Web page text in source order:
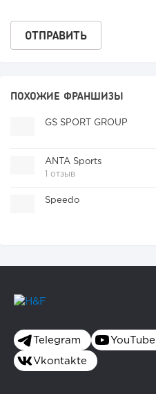
ПОХОЖИЕ ФРАНШИЗЫ
GS SPORT GROUP
ANTA Sports
1 отзыв
Speedo
Telegram YouTube
Vkontakte